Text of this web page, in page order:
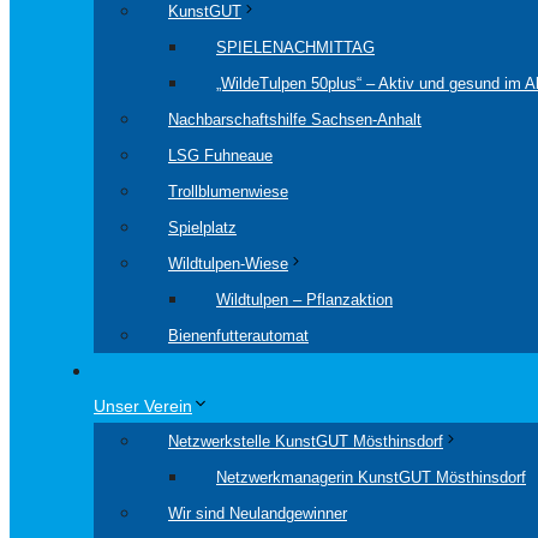
KunstGUT
SPIELENACHMITTAG
„WildeTulpen 50plus“ – Aktiv und gesund im
Nachbarschaftshilfe Sachsen-Anhalt
LSG Fuhneaue
Trollblumenwiese
Spielplatz
Wildtulpen-Wiese
Wildtulpen – Pflanzaktion
Bienenfutterautomat
Unser Verein
Netzwerkstelle KunstGUT Mösthinsdorf
Netzwerkmanagerin KunstGUT Mösthinsdorf
Wir sind Neulandgewinner